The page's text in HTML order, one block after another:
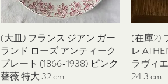
クイックビュー
(大皿) フランス ジアン ガー
ランド ローズ アンティーク
プレート (1866-1938) ピンク
薔薇 特大 32 cm
(在庫2)
レ
ラヴィ
24.3 cm